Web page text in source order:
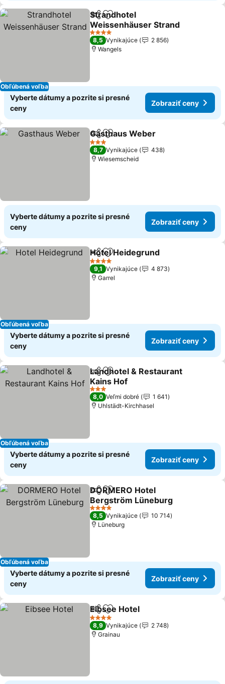
Obľúbená voľba
ZdieľaťPridať do obľúbených
Strandhotel
Weissenhäuser Strand
Zobraziť ceny
4 Počet hviezdičiek
8,5 Vynikajúce
2 856
Wangels
Vyberte dátumy a pozrite si presné
ceny
Zobraziť ceny
ZdieľaťPridať do obľúbených
Gasthaus Weber
3 Počet hviezdičiek
8,7 Vynikajúce
438
Wiesemscheid
Vyberte dátumy a pozrite si presné
ceny
Zobraziť ceny
Obľúbená voľba
ZdieľaťPridať do obľúbených
Hotel Heidegrund
4 Počet hviezdičiek
9,1 Vynikajúce
4 873
Garrel
Vyberte dátumy a pozrite si presné
ceny
Zobraziť ceny
Obľúbená voľba
ZdieľaťPridať do obľúbených
Landhotel & Restaurant
Kains Hof
Zobraziť ceny
3 Počet hviezdičiek
8,0 Veľmi dobré
1 641
Uhlstädt-Kirchhasel
Vyberte dátumy a pozrite si presné
ceny
Zobraziť ceny
Obľúbená voľba
ZdieľaťPridať do obľúbených
DORMERO Hotel
Bergström Lüneburg
Zobraziť ceny
4 Počet hviezdičiek
8,5 Vynikajúce
10 714
Lüneburg
Vyberte dátumy a pozrite si presné
ceny
Zobraziť ceny
ZdieľaťPridať do obľúbených
Eibsee Hotel
4 Počet hviezdičiek
8,9 Vynikajúce
2 748
Grainau